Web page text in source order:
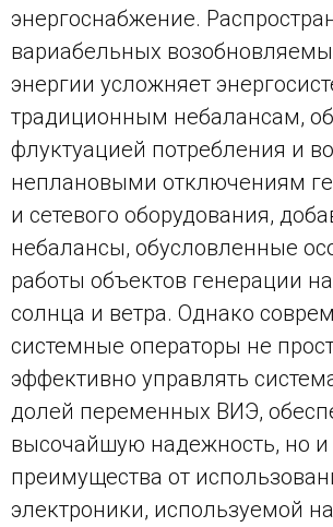
энергоснабжение.
вариабельных
энергии усложняет
традиционным небалансам,
флуктуацией потребления и
неплановыми отключениям
и сетевого оборудования,
небалансы, обусловленные
работы объектов генерации
солнца и ветра. Однако
системные операторы не
эффективно управлять
долей переменных ВИЭ,
высочайшую надежность, но и
преимущества от
электроники, используемой